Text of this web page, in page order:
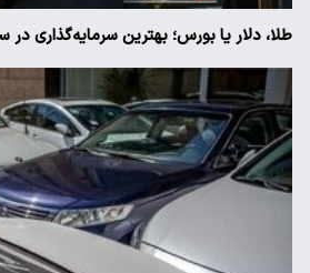
طلا، دلار یا بورس؛ بهترین سرمایه‌گذاری در